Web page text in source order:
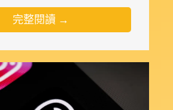
完整閱讀 →